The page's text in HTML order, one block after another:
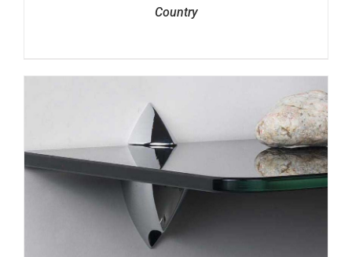
Country